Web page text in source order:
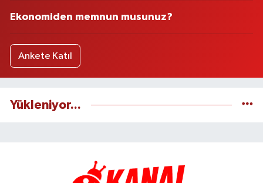
Ekonomiden memnun musunuz?
Ankete Katıl
Yükleniyor...